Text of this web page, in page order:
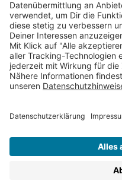
Folge uns auf
* Versandkostenfrei ab
Deutschlands
** Lieferzeit 1-3
Thienemann-Esslinger Verlag